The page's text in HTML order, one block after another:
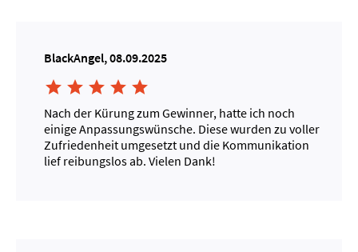
BlackAngel, 08.09.2025
    
Nach der Kürung zum Gewinner, hatte ich noch
einige Anpassungswünsche. Diese wurden zu voller
Zufriedenheit umgesetzt und die Kommunikation
lief reibungslos ab. Vielen Dank!